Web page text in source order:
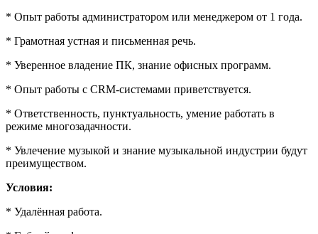
* Опыт работы администратором или менеджером от 1 года.
* Грамотная устная и письменная речь.
* Уверенное владение ПК, знание офисных программ.
* Опыт работы с CRM-системами приветствуется.
* Ответственность, пунктуальность, умение работать в
режиме многозадачности.
* Увлечение музыкой и знание музыкальной индустрии будут
преимуществом.
Условия:
* Удалённая работа.